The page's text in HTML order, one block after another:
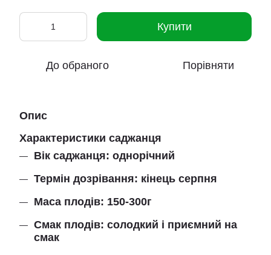
Купити
До обраного Порівняти
Опис
Характеристики саджанця
Вік саджанця: однорічний
Термін дозрівання: кінець серпня
Маса плодів: 150-300г
Смак плодів: солодкий і приємний на
смак